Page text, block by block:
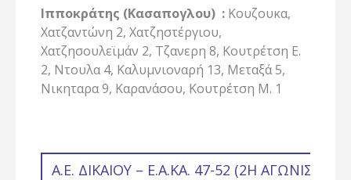
Ιπποκράτης (Κασαπογλου) : Κουζουκα,
Χατζαντώνη 2, Χατζηστέργιου,
Χατζησουλεϊμάν 2, Τζανερη 8, Κουτρέτση Ε.
2, Ντουλα 4, Καλυμνιοναρή 13, Μεταξά 5,
Νικηταρα 9, Καρανάσου, Κουτρέτση Μ. 1
Α.Ε. ΔΙΚΑΊΟΥ – Ε.Α.ΚΑ. 47-52 (2Η